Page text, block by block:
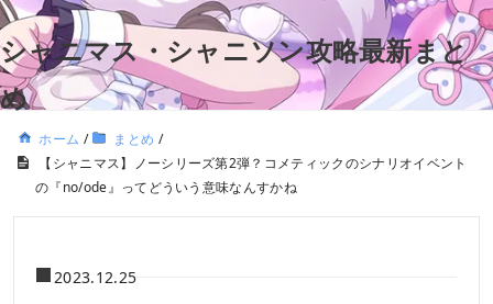
シャニマス・シャニソン攻略最新まと
め
ホーム / まとめ /
【シャニマス】ノーシリーズ第2弾？コメティックのシナリオイベント
の『no/ode』ってどういう意味なんすかね
2023.12.25